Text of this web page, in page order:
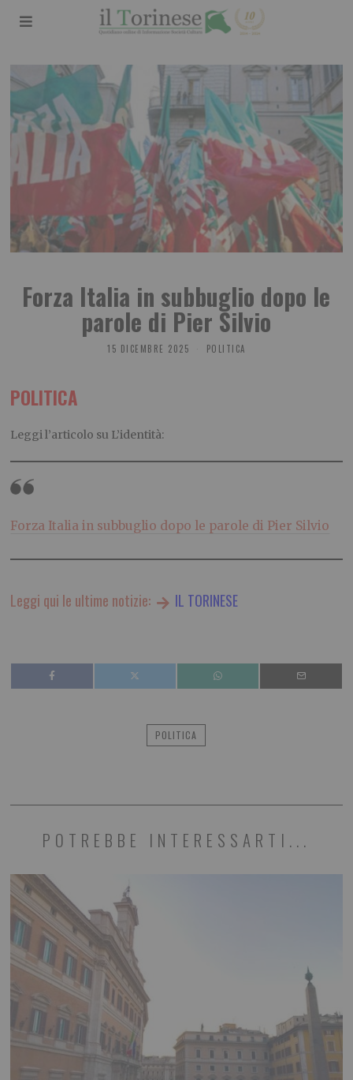
Forza Italia in subbuglio dopo le
parole di Pier Silvio
15 DICEMBRE 2025 POLITICA
POLITICA
Leggi l’articolo su L’identità:
Forza Italia in subbuglio dopo le parole di Pier Silvio
Leggi qui le ultime notizie: IL TORINESE
POLITICA
POTREBBE INTERESSARTI...